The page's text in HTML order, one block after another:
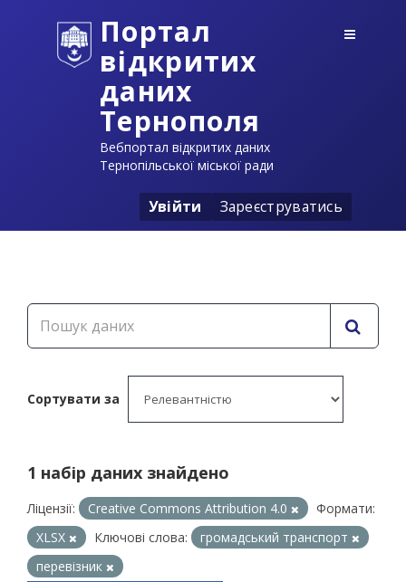
Портал
відкритих
даних
Тернополя
Вебпортал відкритих даних
Тернопільської міської ради
Увійти Зареєструватись
Сортувати за
1 набір даних знайдено
Ліцензії: Creative Commons Attribution 4.0
Формати:
XLSX
Ключові слова:
громадський транспорт
перевізник